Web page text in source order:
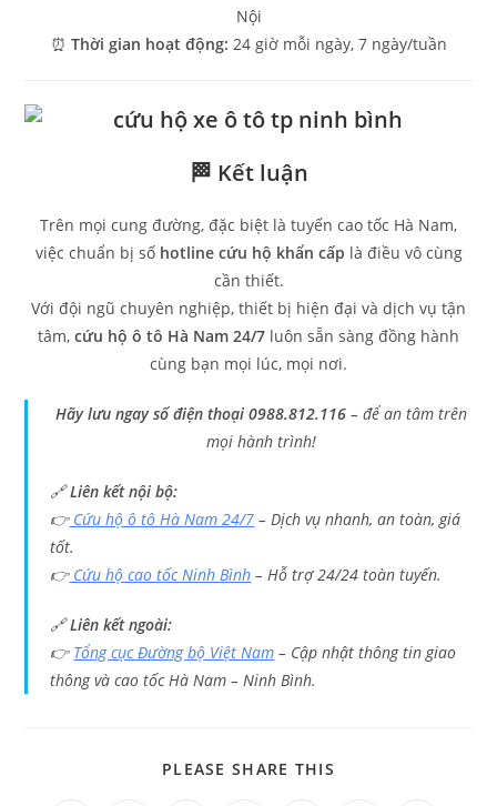
Nội
⏰ Thời gian hoạt động: 24 giờ mỗi ngày, 7 ngày/tuần
🏁 Kết luận
Trên mọi cung đường, đặc biệt là tuyến cao tốc Hà Nam,
việc chuẩn bị số hotline cứu hộ khẩn cấp là điều vô cùng
cần thiết.
Với đội ngũ chuyên nghiệp, thiết bị hiện đại và dịch vụ tận
tâm, cứu hộ ô tô Hà Nam 24/7 luôn sẵn sàng đồng hành
cùng bạn mọi lúc, mọi nơi.
Hãy lưu ngay số điện thoại 0988.812.116 – để an tâm trên
mọi hành trình!
🔗Liên kết nội bộ:
👉Cứu hộ ô tô Hà Nam 24/7 – Dịch vụ nhanh, an toàn, giá
tốt.
👉Cứu hộ cao tốc Ninh Bình – Hỗ trợ 24/24 toàn tuyến.
🔗Liên kết ngoài:
👉 Tổng cục Đường bộ Việt Nam – Cập nhật thông tin giao
thông và cao tốc Hà Nam – Ninh Bình.
PLEASE SHARE THIS